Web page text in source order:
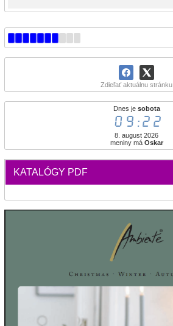
Zdieľať aktuálnu stránku
Dnes je sobota
09:22
8. august 2026
meniny má Oskar
KATALÓGY PDF